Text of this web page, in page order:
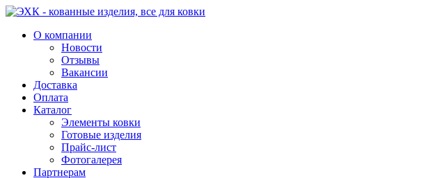
О компании
Новости
Отзывы
Вакансии
Доставка
Оплата
Каталог
Элементы ковки
Готовые изделия
Прайс-лист
Фотогалерея
Партнерам